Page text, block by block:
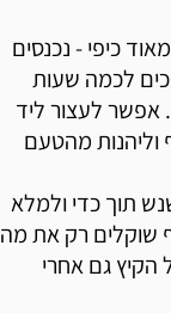
כיפי - נכנסים
לכמה שעות
לעצור ליד
וליהנות מהטעם
תוך כדי ולמלא
שוקלים רק את מה
גם אחרי